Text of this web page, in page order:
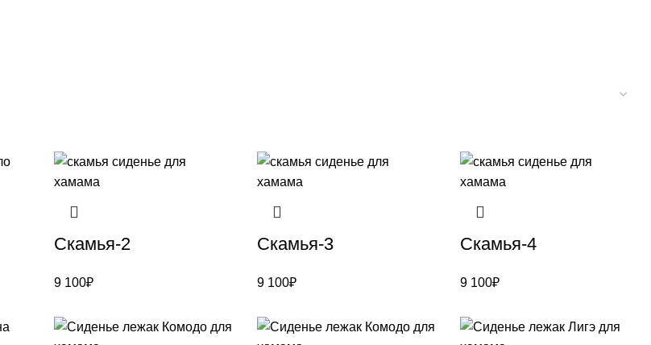
Скамья-2
9 100₽
Скамья-3
9 100₽
Скамья-4
9 100₽